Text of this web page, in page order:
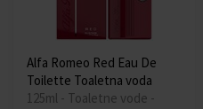
Alfa Romeo Red Eau De
Toilette Toaletna voda
125ml - Toaletne vode -